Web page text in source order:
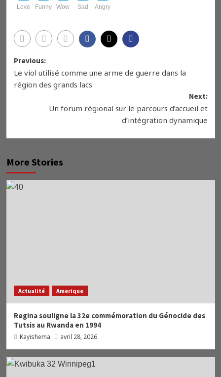
Love
Funny
Wow
Sad
Angry
Previous:
Le viol utilisé comme une arme de guerre dans la
région des grands lacs
Next:
Un forum régional sur le parcours d’accueil et
d’intégration dynamique
More Stories
Actualité Amerique
Regina souligne la 32e commémoration du Génocide des
Tutsis au Rwanda en 1994
Kayishema avril 28, 2026